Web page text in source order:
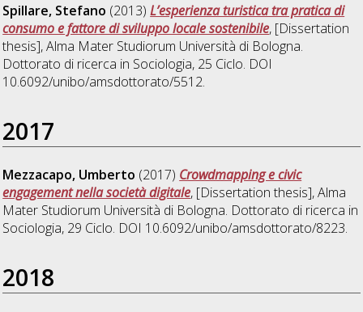
Spillare, Stefano (2013)L’esperienza turistica tra pratica di
consumo e fattore di sviluppo locale sostenibile, [Dissertation
thesis], Alma Mater Studiorum Università di Bologna.
Dottorato di ricerca in Sociologia, 25 Ciclo. DOI
10.6092/unibo/amsdottorato/5512.
2017
Mezzacapo, Umberto (2017) Crowdmapping e civic
engagement nella società digitale, [Dissertation thesis], Alma
Mater Studiorum Università di Bologna. Dottorato di ricerca in
Sociologia, 29 Ciclo. DOI 10.6092/unibo/amsdottorato/8223.
2018